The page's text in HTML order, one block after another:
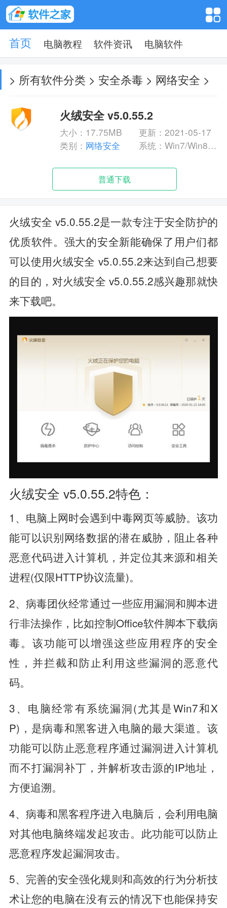
首页 电脑教程 软件资讯 电脑软件
> 所有软件分类 >安全杀毒 > 网络安全 >
火绒安全 v5.0.55.2
大小：17.75MB
更新：2021-05-17
类别： 网络安全 系统：Win7/Win8/Win10
普通下载
火绒安全 v5.0.55.2是一款专注于安全防护的
优质软件。强大的安全新能确保了用户们都
可以使用火绒安全 v5.0.55.2来达到自己想要
的目的，对火绒安全 v5.0.55.2感兴趣那就快
来下载吧。
火绒安全 v5.0.55.2特色：
1、电脑上网时会遇到中毒网页等威胁。该功
能可以识别网络数据的潜在威胁，阻止各种
恶意代码进入计算机，并定位其来源和相关
进程(仅限HTTP协议流量)。
2、病毒团伙经常通过一些应用漏洞和脚本进
行非法操作，比如控制Office软件脚本下载病
毒。该功能可以增强这些应用程序的安全
性，并拦截和防止利用这些漏洞的恶意代
码。
3、电脑经常有系统漏洞(尤其是Win7和X
P)，是病毒和黑客进入电脑的最大渠道。该
功能可以防止恶意程序通过漏洞进入计算机
而不打漏洞补丁，并解析攻击源的IP地址，
方便追溯。
4、病毒和黑客程序进入电脑后，会利用电脑
对其他电脑终端发起攻击。此功能可以防止
恶意程序发起漏洞攻击。
5、完善的安全强化规则和高效的行为分析技
术让您的电脑在没有云的情况下也能保持安